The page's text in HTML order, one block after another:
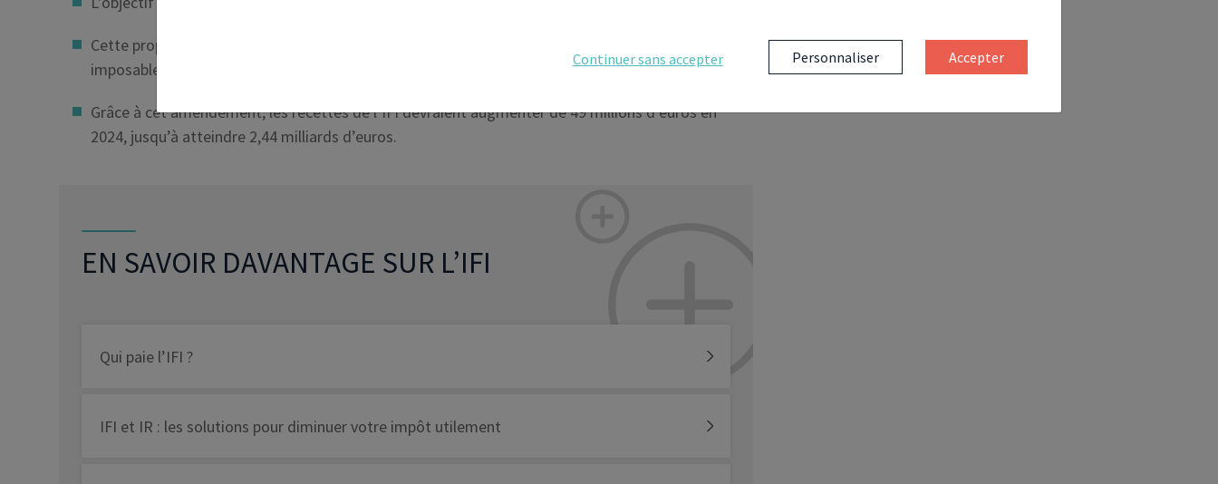
Cette proposition restreint le passif déductible des sociétés aux seules dettes liées à l’actif
imposable par l’IFI ;
Grâce à cet amendement, les recettes de l’IFI devraient augmenter de 49 millions d’euros en
2024, jusqu’à atteindre 2,44 milliards d’euros.
EN SAVOIR DAVANTAGE SUR L’IFI
Qui paie l’IFI ?
IFI et IR : les solutions pour diminuer votre impôt utilement
Continuer sans accepter Personnaliser Accepter